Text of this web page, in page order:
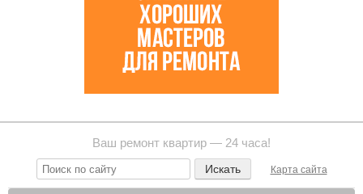
Ваш ремонт квартир — 24 часа!
Карта сайта